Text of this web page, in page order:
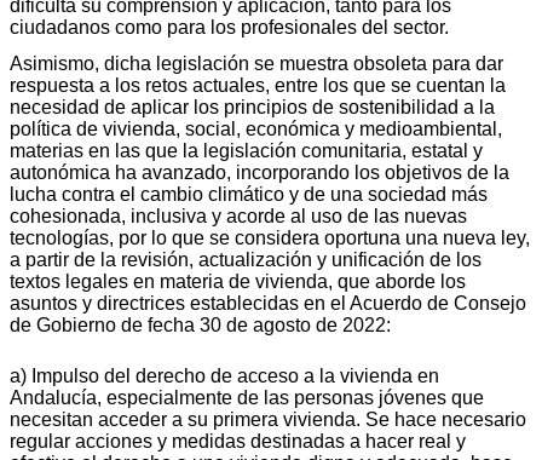
dificulta su comprensión y aplicación, tanto para los
ciudadanos como para los profesionales del sector.
Asimismo, dicha legislación se muestra obsoleta para dar
respuesta a los retos actuales, entre los que se cuentan la
necesidad de aplicar los principios de sostenibilidad a la
política de vivienda, social, económica y medioambiental,
materias en las que la legislación comunitaria, estatal y
autonómica ha avanzado, incorporando los objetivos de la
lucha contra el cambio climático y de una sociedad más
cohesionada, inclusiva y acorde al uso de las nuevas
tecnologías, por lo que se considera oportuna una nueva ley,
a partir de la revisión, actualización y unificación de los
textos legales en materia de vivienda, que aborde los
asuntos y directrices establecidas en el Acuerdo de Consejo
de Gobierno de fecha 30 de agosto de 2022:
a) Impulso del derecho de acceso a la vivienda en
Andalucía, especialmente de las personas jóvenes que
necesitan acceder a su primera vivienda. Se hace necesario
regular acciones y medidas destinadas a hacer real y